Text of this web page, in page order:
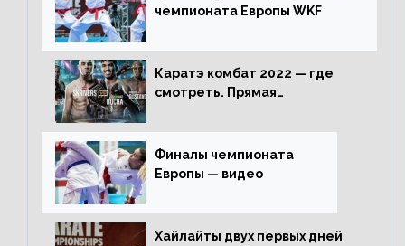
чемпионата Европы WKF
Каратэ комбат 2022 — где
смотреть. Прямая
Финалы чемпионата
Европы — видео
Хайлайты двух первых дней